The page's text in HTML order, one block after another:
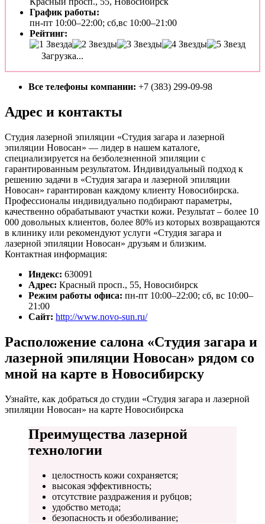
График работы:
пн-пт 10:00–22:00; сб,вс 10:00–21:00
Рейтинг:
Загрузка...
Все телефоны компании: +7 (383) 299-09-98
Адрес и контакты
Студия лазерной эпиляции «Студия загара и лазерной
эпиляции Новосан» — лидер в нашем каталоге,
специализируется на безболезненной эпиляции с
гарантированным результатом. Индивидуальный подход к
решению задачи в «Студия загара и лазерной эпиляции
Новосан» гарантирован каждому клиенту Новосибирска.
Профессионалы индивидуально подбирают параметры,
качественно обрабатывают участки кожи. Результат – более 10
000 довольных клиентов, более 80% из которых возвращаются
в клинику или рекомендуют услуги «Студия загара и
лазерной эпиляции Новосан» друзьям и близким.
Контактная информация:
Индекс: 630091
Адрес: Красный просп., 55, Новосибирск
Режим работы офиса: пн-пт 10:00–22:00; сб, вс 10:00–
21:00
Сайт: http://www.novo-sun.ru/
Расположение салона «Студия загара и
лазерной эпиляции Новосан» рядом со
мной на карте в Новосибирску
Узнайте, как добраться до студии «Студия загара и лазерной
эпиляции Новосан» на карте Новосибирска
Преимущества лазерной
технологии
целостность кожи сохраняется;
высокая эффективность;
отсутствие раздражения и рубцов;
удобство метода;
безопасность и обезболивание;